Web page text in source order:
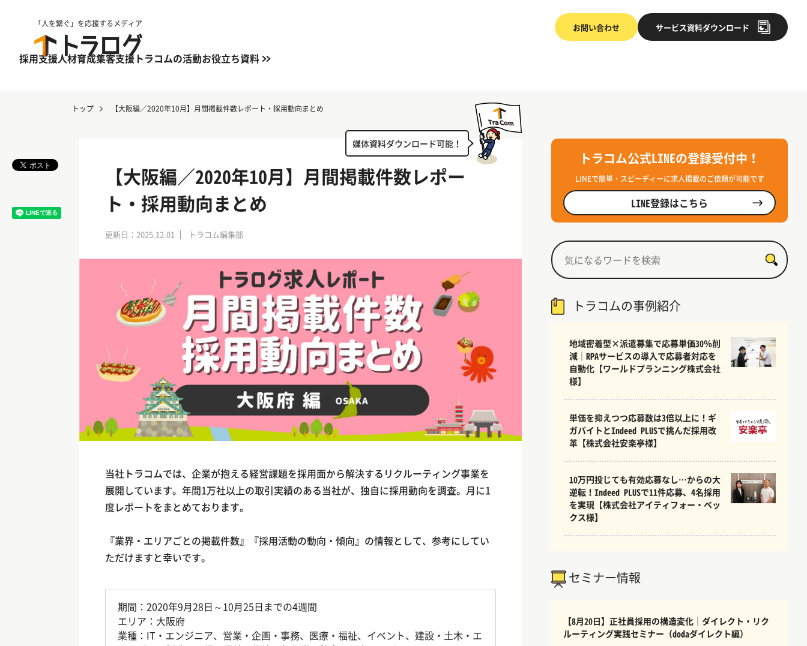
「人を繋ぐ」を応援するメディア お問い合わせ サービス資料ダウンロード
採用支援人材育成集客支援 トラコムの活動お役立ち資料
トップ 【大阪編／2020年10月】月間掲載件数レポート・採用動向まとめ
媒体資料ダウンロード可能！
【大阪編／2020年10月】月間掲載件数レポー
ト・採用動向まとめ
更新日：2025.12.01 トラコム編集部
当社トラコムでは、企業が抱える経営課題を採用面から解決するリクルーティング事業を
展開しています。年間1万社以上の取引実績のある当社が、独自に採用動向を調査。月に1
度レポートをまとめております。
『業界・エリアごとの掲載件数』『採用活動の動向・傾向』の情報として、参考にしてい
ただけますと幸いです。
期間：2020年9月28日～10月25日までの4週間
エリア：大阪府
業種：IT・エンジニア、営業・企画・事務、医療・福祉、イベント、建設・土木・エ
トラコム公式LINEの登録受付中！
LINEで簡単・スピーディーに求人掲載のご依頼が可能です
LINE登録はこちら
トラコムの事例紹介
地域密着型×派遣募集で応募単価30％削
減｜RPAサービスの導入で応募者対応を
自動化【ワールドプランニング株式会社
様】
単価を抑えつつ応募数は3倍以上に！ギ
ガバイトとIndeed PLUSで挑んだ採用改
革【株式会社安楽亭様】
10万円投じても有効応募なし…からの大
逆転！Indeed PLUSで11件応募、4名採用
を実現【株式会社アイティフォー・ベッ
クス様】
セミナー情報
【8月20日】正社員採用の構造変化｜ダイレクト・リク
ルーティング実践セミナー（dodaダイレクト編）